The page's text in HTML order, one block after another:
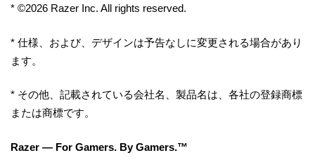
* ©2026 Razer Inc. All rights reserved.
* 仕様、および、デザインは予告なしに変更される場合があり
ます。
* その他、記載されている会社名、製品名は、各社の登録商標
または商標です。
Razer — For Gamers. By Gamers.™